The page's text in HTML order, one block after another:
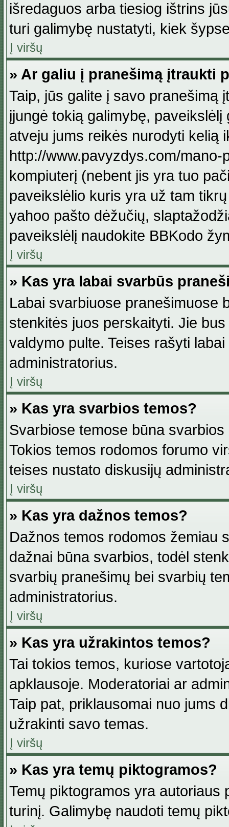
išredaguos arba tiesiog ištrins
turi galimybę nustatyti, kiek
Į viršų
» Ar galiu į pranešimą įtraukti
Taip, jūs galite į savo pranešimą
įjungė tokią galimybę,
atveju jums reikės nurodyti kelią
http://www.pavyzdys.com/
kompiuterį (nebent jis yra tuo
paveikslėlio kuris yra už tam
yahoo pašto dėžučių,
paveikslėlį naudokite BBKodo
Į viršų
» Kas yra labai svarbūs
Labai svarbiuose pranešimuose
stenkitės juos perskaityti. Jie
valdymo pulte. Teises rašyti
administratorius.
Į viršų
» Kas yra svarbios temos?
Svarbiose temose būna
Tokios temos rodomos forumo
teises nustato diskusijų
Į viršų
» Kas yra dažnos temos?
Dažnos temos rodomos žemiau
dažnai būna svarbios, todėl
svarbių pranešimų bei svarbių
administratorius.
Į viršų
» Kas yra užrakintos temos?
Tai tokios temos, kuriose
apklausoje. Moderatoriai ar
Taip pat, priklausomai nuo jums
užrakinti savo temas.
Į viršų
» Kas yra temų piktogramos?
Temų piktogramos yra autoriaus
turinį. Galimybę naudoti temų